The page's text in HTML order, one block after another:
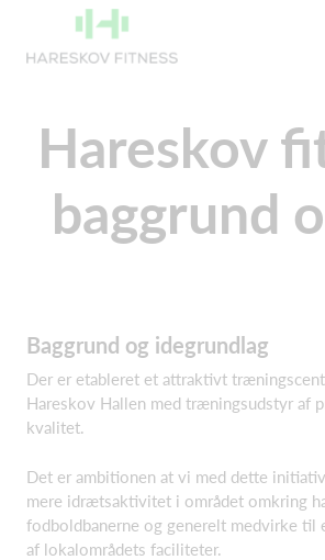
Hareskov
baggrund
Baggrund og idegrundlag
Der er etableret et attraktivt
Hareskov Hallen med træningsudstyr af
kvalitet.
Det er ambitionen at vi med dette
mere idrætsaktivitet i området omkring
fodboldbanerne og generelt medvirke til
af lokalområdets faciliteter.